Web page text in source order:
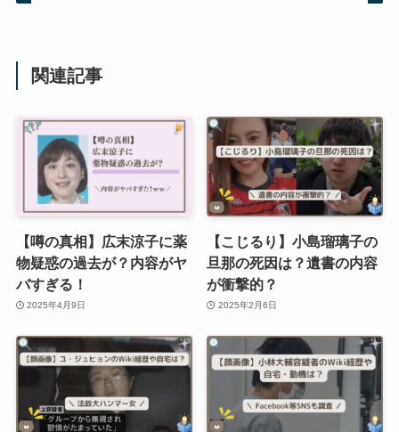
関連記事
【噂の真相】広末涼子に薬
物疑惑の過去が？内容がヤ
バすぎる！
2025年4月9日
【こじるり】小島瑠璃子の
旦那の死因は？遺書の内容
が衝撃的？
2025年2月6日